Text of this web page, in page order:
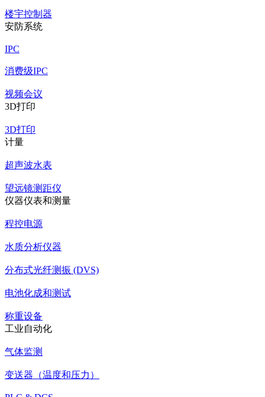
楼宇控制器
安防系统
IPC
消费级IPC
视频会议
3D打印
3D打印
计量
超声波水表
望远镜测距仪
仪器仪表和测量
程控电源
水质分析仪器
分布式光纤测振 (DVS)
电池化成和测试
称重设备
工业自动化
气体监测
变送器（温度和压力）